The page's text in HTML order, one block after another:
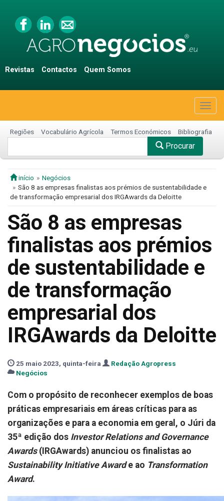
Revistas Contactos Quem Somos
Regiões Vocabulário Agrícola Termos Económicos Bibliografia
Procurar
início
Negócios
São 8 as empresas finalistas aos prémios de sustentabilidade e
de transformação empresarial dos IRGAwards da Deloitte
São 8 as empresas
finalistas aos prémios
de sustentabilidade e
de transformação
empresarial dos
IRGAwards da Deloitte
25 maio 2023, quinta-feira
Redação Agropress
Negócios
Com o propósito de reconhecer exemplos de boas
práticas empresariais em áreas críticas para as
organizações e para a economia em geral, o Júri da
35ª edição dos Investor Relations and Governance
Awards(IRGAwards) anunciou os finalistas ao
Sustainability Initiative Awarde ao Transformation
Award.